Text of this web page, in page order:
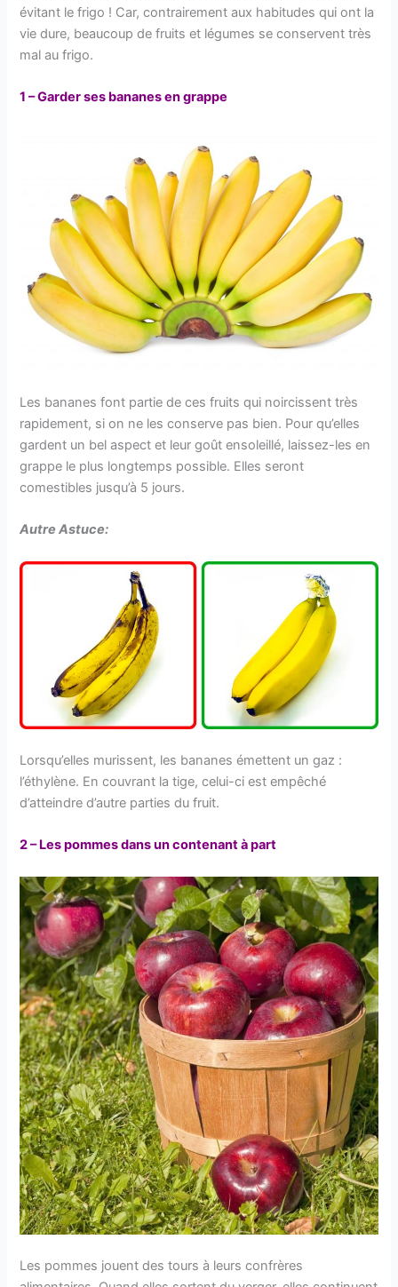
évitant le frigo ! Car, contrairement aux habitudes qui ont la
vie dure, beaucoup de fruits et légumes se conservent très
mal au frigo.
1 – Garder ses bananes en grappe
Les bananes font partie de ces fruits qui noircissent très
rapidement, si on ne les conserve pas bien. Pour qu’elles
gardent un bel aspect et leur goût ensoleillé, laissez-les en
grappe le plus longtemps possible. Elles seront
comestibles jusqu’à 5 jours.
Autre Astuce:
Lorsqu’elles murissent, les bananes émettent un gaz :
l’éthylène. En couvrant la tige, celui-ci est empêché
d’atteindre d’autre parties du fruit.
2 – Les pommes dans un contenant à part
Les pommes jouent des tours à leurs confrères